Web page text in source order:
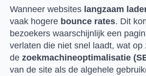
Wanneer websites langzaam
vaak hogere bounce rates. Dit
bezoekers waarschijnlijk een
verlaten die niet snel laadt, wat op
de zoekmachineoptimalisatie
van de site als de algehele